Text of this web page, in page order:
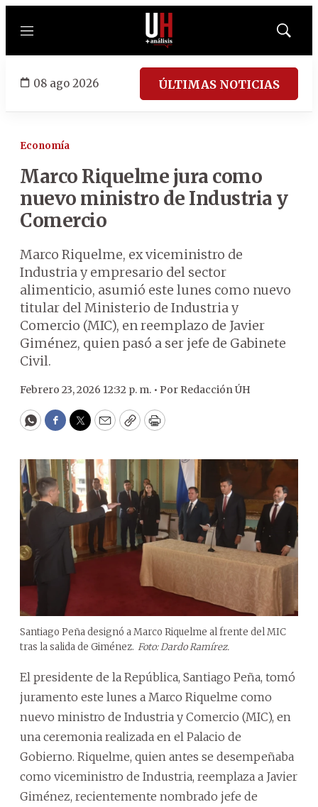
Menú
Mostrar
08 ago 2026 ÚLTIMAS NOTICIAS
Economía
Marco Riquelme jura como
nuevo ministro de Industria y
Comercio
Marco Riquelme, ex viceministro de
Industria y empresario del sector
alimenticio, asumió este lunes como nuevo
titular del Ministerio de Industria y
Comercio (MIC), en reemplazo de Javier
Giménez, quien pasó a ser jefe de Gabinete
Civil.
Febrero 23, 2026 12:32 p. m. • Por Redacción ÚH
WhatsApp
Facebook
Twitter
EmailCopyPrint
Santiago Peña designó a Marco Riquelme al frente del MIC
tras la salida de Giménez. Foto: Dardo Ramírez.
El presidente de la República, Santiago Peña, tomó
juramento este lunes a Marco Riquelme como
nuevo ministro de Industria y Comercio (MIC), en
una ceremonia realizada en el Palacio de
Gobierno. Riquelme, quien antes se desempeñaba
como viceministro de Industria, reemplaza a Javier
Giménez, recientemente nombrado jefe de